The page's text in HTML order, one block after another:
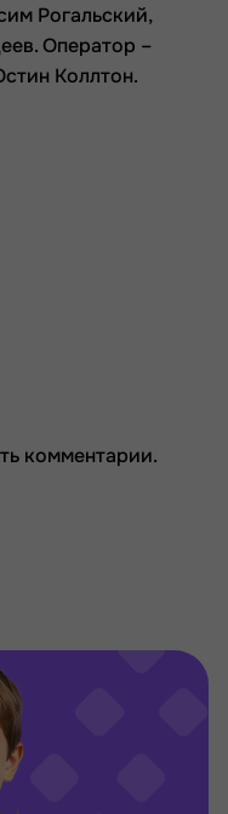
Рогальский,
Оператор –
Коллтон.
комментарии.